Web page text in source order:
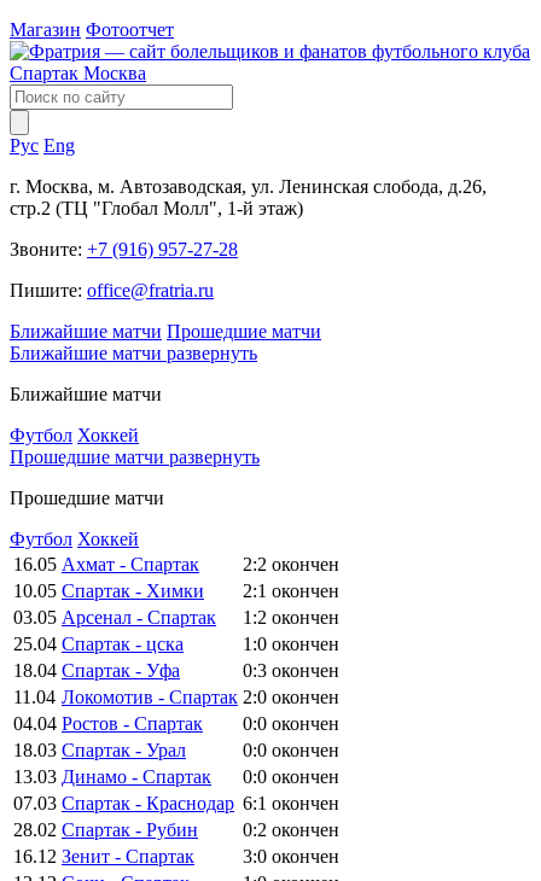
Магазин Фотоотчет
Рус Eng
г. Москва, м. Автозаводская, ул. Ленинская слобода, д.26,
стр.2 (ТЦ "Глобал Молл", 1-й этаж)
Звоните: +7 (916) 957-27-28
Пишите: office@fratria.ru
Ближайшие матчи Прошедшие матчи
Ближайшие матчи развернуть
Ближайшие матчи
Футбол Хоккей
Прошедшие матчи развернуть
Прошедшие матчи
Футбол Хоккей
16.05 Ахмат - Спартак 2:2 окончен
10.05 Спартак - Химки 2:1 окончен
03.05 Арсенал - Спартак 1:2 окончен
25.04 Спартак - цска 1:0 окончен
18.04 Спартак - Уфа 0:3 окончен
11.04 Локомотив - Спартак 2:0 окончен
04.04 Ростов - Спартак 0:0 окончен
18.03 Спартак - Урал 0:0 окончен
13.03 Динамо - Спартак 0:0 окончен
07.03 Спартак - Краснодар 6:1 окончен
28.02 Спартак - Рубин 0:2 окончен
16.12 Зенит - Спартак 3:0 окончен